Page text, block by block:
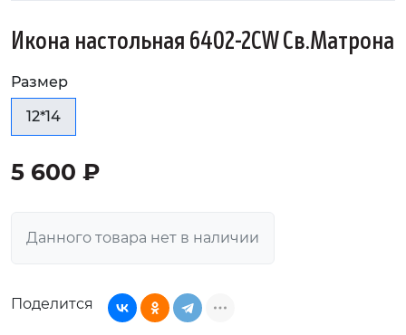
Икона настольная 6402-2CW Св.Матрона
Размер
12*14
5 600 ₽
Данного товара нет в наличии
Поделится